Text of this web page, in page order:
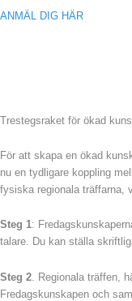
ANMÄL DIG HÄR
Trestegsraket för ökad
För att skapa en ökad
nu en tydligare koppling
fysiska regionala träffarna,
Steg 1:
talare. Du kan ställa
Steg 2 . Regionala träffen,
Fredagskunskapen och